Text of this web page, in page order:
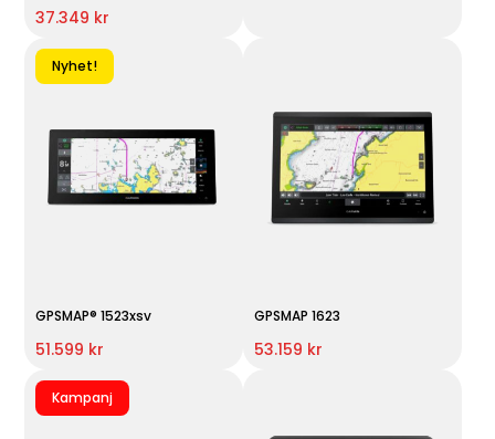
37.349 kr
Nyhet!
GPSMAP® 1523xsv
51.599 kr
GPSMAP 1623
53.159 kr
Kampanj